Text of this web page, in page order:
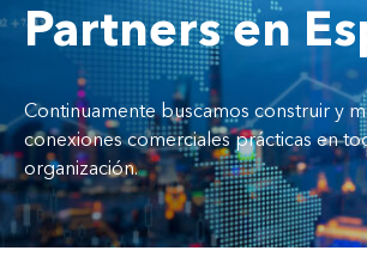
contenido
Partners en
Continuamente buscamos construir y
conexiones comerciales prácticas en
organización.